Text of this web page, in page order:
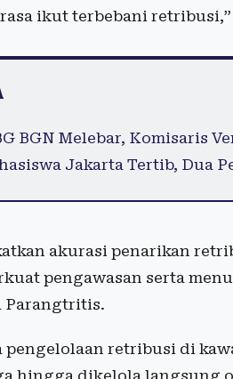
ikut terbebani
BGN Melebar, Komisaris
Jakarta Tertib, Dua
akurasi penarikan
pengawasan serta
Parangtritis.
pengelolaan retribusi di